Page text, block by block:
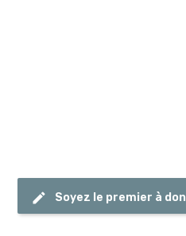
Soyez le premier à